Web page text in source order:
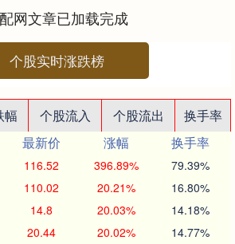
网文章已加载完成
个股实时涨跌榜
幅 个股流入 个股流出
换手率
最新价 涨幅
换手率
116.52 396.89% 79.39%
110.02 20.21% 16.80%
14.8 20.03% 14.18%
20.44 20.02% 14.77%